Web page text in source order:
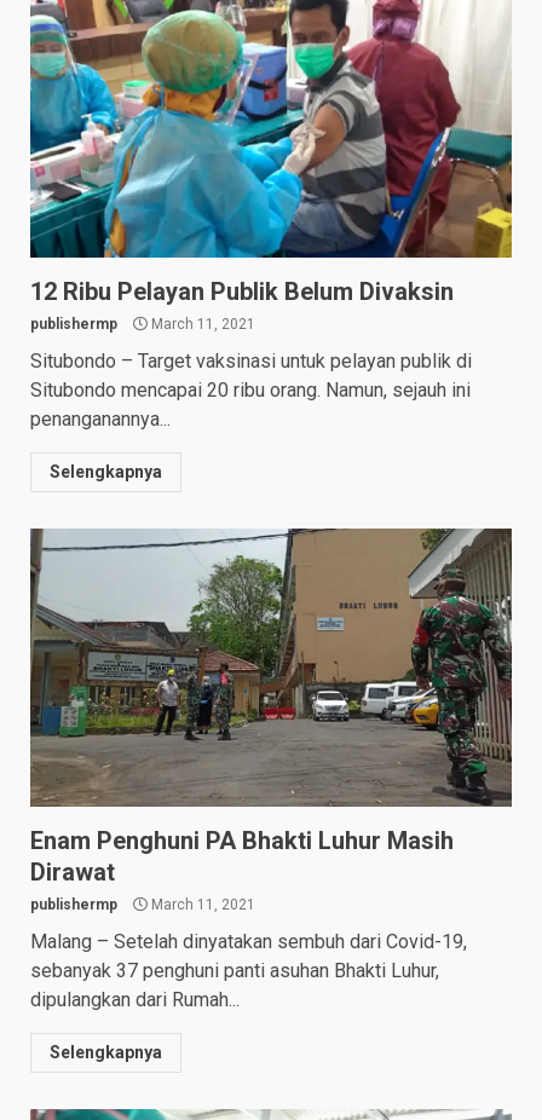
12 Ribu Pelayan Publik Belum Divaksin
publishermp March 11, 2021
Situbondo – Target vaksinasi untuk pelayan publik di
Situbondo mencapai 20 ribu orang. Namun, sejauh ini
penanganannya...
Selengkapnya
Enam Penghuni PA Bhakti Luhur Masih
Dirawat
publishermp March 11, 2021
Malang – Setelah dinyatakan sembuh dari Covid-19,
sebanyak 37 penghuni panti asuhan Bhakti Luhur,
dipulangkan dari Rumah...
Selengkapnya